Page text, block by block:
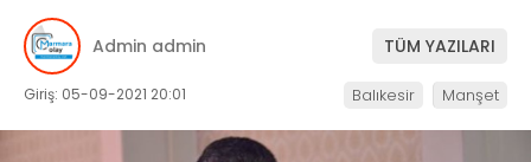
Admin admin TÜM YAZILARI
Giriş: 05-09-2021 20:01 Balıkesir Manşet